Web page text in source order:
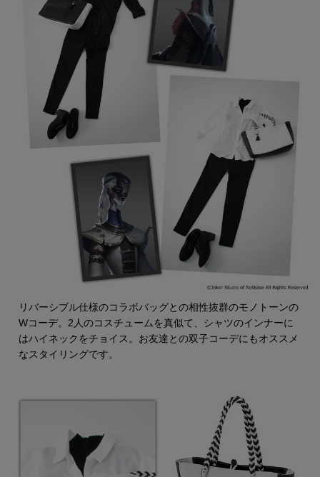
リバーシブル仕様のコラボバッグとの相性抜群のモノトーンの
Wコーデ。2人のコスチュームを真似て、シャツのインナーに
はハイネックをチョイス。お友達との双子コーデにもオススメ
なスタイリングです。